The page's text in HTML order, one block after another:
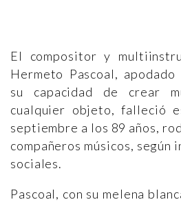
El compositor y
Hermeto Pascoal,
su capacidad de crear
cualquier objeto, falleció
septiembre a los 89 años,
compañeros músicos, según
sociales.
Pascoal, con su melena